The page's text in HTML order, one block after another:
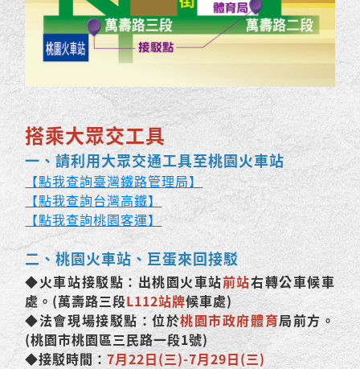
搭乘大眾交工具
一、請利用大眾交通工具至桃園火車站
【點我查詢臺灣鐵路管理局】
【點我查詢台灣高鐵】
【點我查詢桃園客運】
二、桃園火車站、巨蛋來回接駁
◆火車站接駁點：出桃園火車站前站右轉公車候車
處。(萬壽路三段L112站牌候車處)
◆法會現場接駁點：位於桃園市政府體育局前方。
(桃園市桃園區三民路一段1號)
◆接駁時間：7月22日(三)-7月29日(三)